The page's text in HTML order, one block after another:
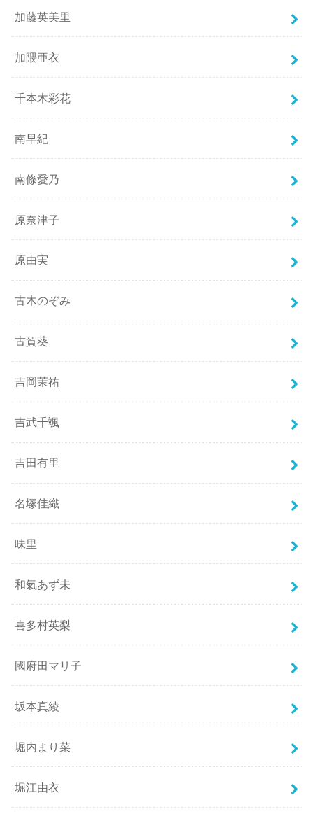
加藤英美里
加隈亜衣
千本木彩花
南早紀
南條愛乃
原奈津子
原由実
古木のぞみ
古賀葵
吉岡茉祐
吉武千颯
吉田有里
名塚佳織
味里
和氣あず未
喜多村英梨
國府田マリ子
坂本真綾
堀内まり菜
堀江由衣